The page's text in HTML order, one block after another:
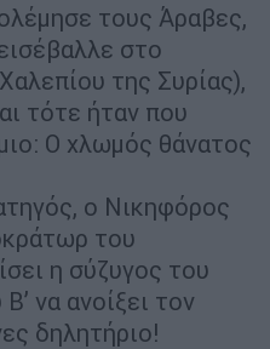
τους Άραβες,
στο
της Συρίας),
τότε ήταν που
Ο χλωμός θάνατος
ο Νικηφόρος
του
η σύζυγος του
να ανοίξει τον
δηλητήριο!